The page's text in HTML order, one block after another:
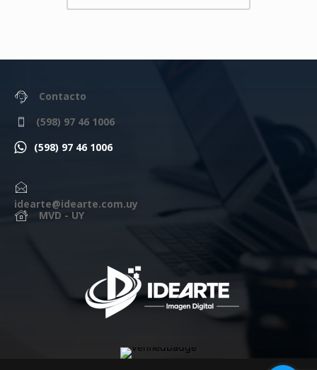
Contacto
(598) 97 46 1006
(598) 97 46 1006
idearte@idearte.com.uy
MVD - UY